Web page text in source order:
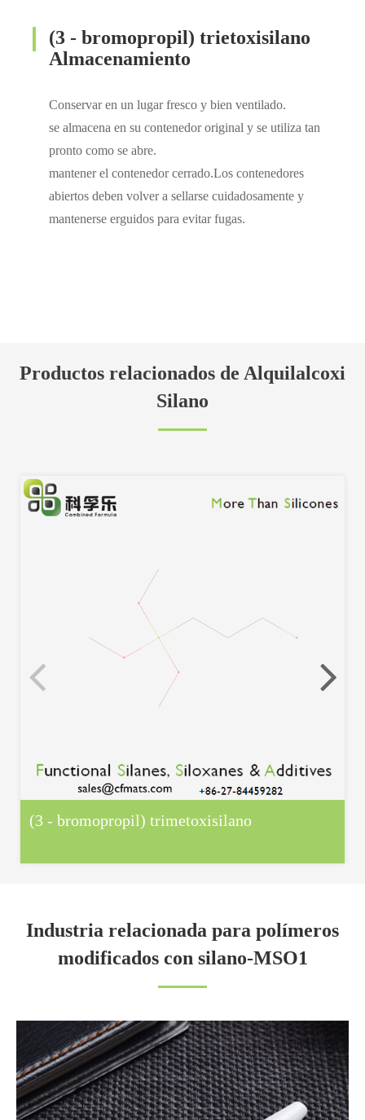
(3 - bromopropil) trietoxisilano
Almacenamiento
Conservar en un lugar fresco y bien ventilado.
se almacena en su contenedor original y se utiliza tan
pronto como se abre.
mantener el contenedor cerrado.Los contenedores
abiertos deben volver a sellarse cuidadosamente y
mantenerse erguidos para evitar fugas.
Productos relacionados de Alquilalcoxi
Silano
(3 - bromopropil) trimetoxisilano
Industria relacionada para polímeros
modificados con silano-MSO1